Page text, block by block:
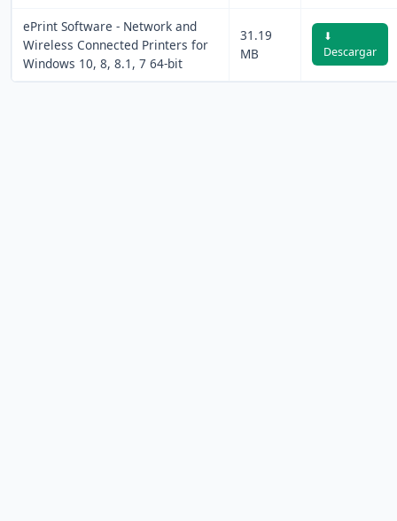
ePrint Software - Network and
Wireless Connected Printers for
Windows 10, 8, 8.1, 7 64-bit
31.19
MB
⬇
Descargar